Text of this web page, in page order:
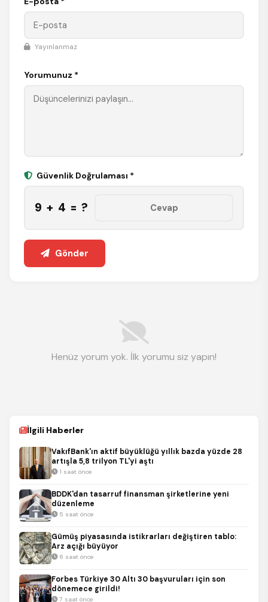
Yayınlanmaz
Yorumunuz *
Güvenlik Doğrulaması *
9 + 4 = ?
Gönder
Henüz yorum yok. İlk yorumu siz yapın!
İlgili Haberler
VakıfBank'ın aktif büyüklüğü yıllık bazda yüzde 28
artışla 5,8 trilyon TL'yi aştı
1 saat önce
BDDK'dan tasarruf finansman şirketlerine yeni
düzenleme
5 saat önce
Gümüş piyasasında istikrarları değiştiren tablo:
Arz açığı büyüyor
6 saat önce
Forbes Türkiye 30 Altı 30 başvuruları için son
dönemece girildi!
7 saat önce